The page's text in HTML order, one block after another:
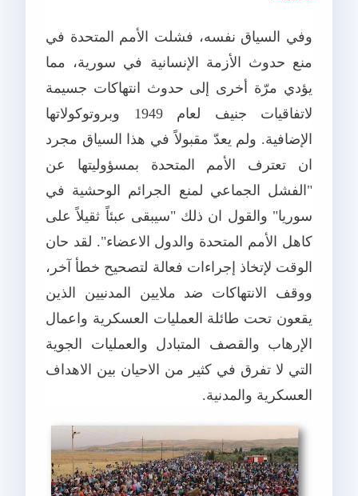
وفي السياق نفسه، فشلت الأمم المتحدة في
منع حدوث الأزمة الإنسانية في سورية، مما
يؤدي مرّة أخرى إلى حدوث انتهاكات جسيمة
لاتفاقيات جنيف لعام 1949 وبروتوكولاتها
الإضافية. ولم يعدّ مقبولاً في هذا السياق مجرد
ان تعترف الأمم المتحدة بمسؤوليتها عن
"الفشل الجماعي لمنع الجرائم الوحشية في
سوريا" والقول ان ذلك "سيبقى عبئاً ثقيلاً على
كاهل الأمم المتحدة والدول الاعضاء". لقد حان
الوقت لإتخاذ إجراءات فعالة لتصحيح خطأ آخر،
ووقف الانتهاكات ضد ملايين المدنيين الذين
يقعون تحت طائلة العمليات العسكرية واعمال
الإرهاب والقصف المتبادل والعمليات الجوية
التي لا تفرق في كثير من الاحيان بين الاهداف
العسكرية والمدنية.